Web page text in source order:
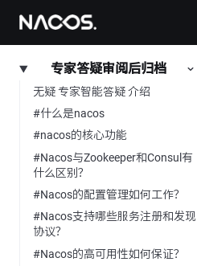
专家答疑审阅后归档
无疑 专家智能答疑 介绍
#什么是nacos
#nacos的核心功能
#Nacos与Zookeeper和Consul有
什么区别？
#Nacos的配置管理如何工作？
#Nacos支持哪些服务注册和发现
协议？
#Nacos的高可用性如何保证？